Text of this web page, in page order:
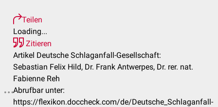
Teilen
Loading...
Zitieren
Artikel Deutsche Schlaganfall-Gesellschaft:
Sebastian Felix Hild, Dr. Frank Antwerpes, Dr. rer. nat.
Fabienne Reh
Abrufbar unter:
https://flexikon.doccheck.com/de/Deutsche_Schlaganfall-